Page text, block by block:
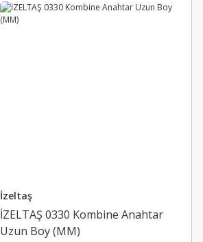
İzeltaş
İZELTAŞ 0330 Kombine Anahtar
Uzun Boy (MM)